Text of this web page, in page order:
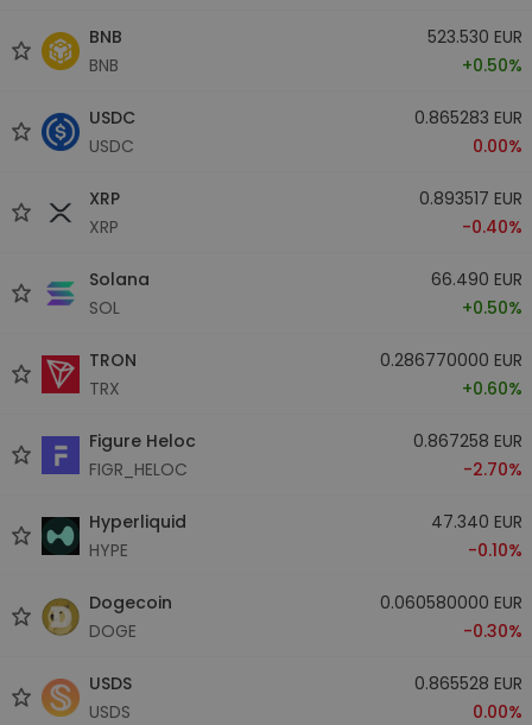
BNB
BNB
523.530 EUR
+0.50%
USDC
USDC
0.865283 EUR
0.00%
XRP
XRP
0.893517 EUR
-0.40%
Solana
SOL
66.490 EUR
+0.50%
TRON
TRX
0.286770000 EUR
+0.60%
Figure Heloc
FIGR_HELOC
0.867258 EUR
-2.70%
Hyperliquid
HYPE
47.340 EUR
-0.10%
Dogecoin
DOGE
0.060580000 EUR
-0.30%
USDS
USDS
0.865528 EUR
0.00%